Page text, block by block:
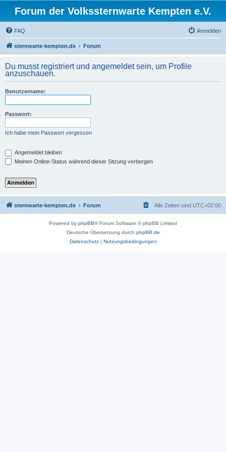
Forum der Volkssternwarte Kempten e.V.
FAQ Anmelden
sternwarte-kempten.de Forum
Du musst registriert und angemeldet sein, um Profile
anzuschauen.
Benutzername:
Passwort:
Ich habe mein Passwort vergessen
Angemeldet bleiben
Meinen Online-Status während dieser Sitzung verbergen
sternwarte-kempten.de Forum Alle Zeiten sind UTC+02:00
Powered by phpBB® Forum Software © phpBB Limited
Deutsche Übersetzung durch phpBB.de
Datenschutz| Nutzungsbedingungen